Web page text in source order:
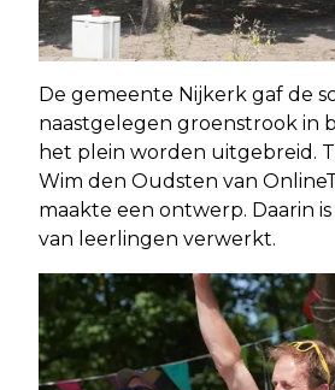
De gemeente Nijkerk gaf de
naastgelegen groenstrook in
het plein worden uitgebreid.
Wim den Oudsten van
maakte een ontwerp. Daarin
van leerlingen verwerkt.